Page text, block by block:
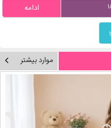
ادامه
۱
موارد بیشتر